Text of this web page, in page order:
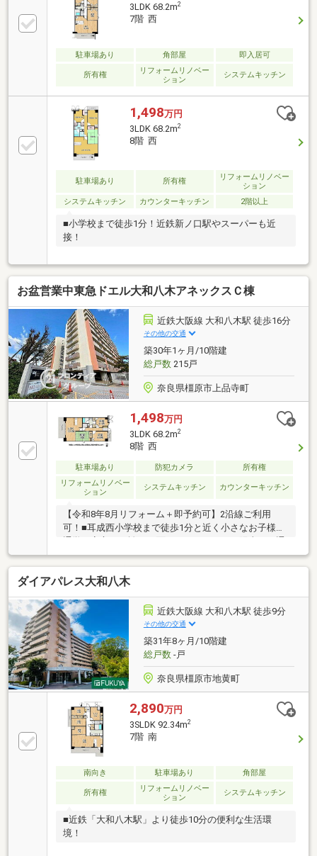
3LDK 68.2m2
7階 西
駐車場あり 角部屋 即入居可
所有権
リフォームリノベー
ション
システムキッチン
1,498万円
3LDK 68.2m2
8階 西
駐車場あり 所有権
リフォームリノベー
ション
システムキッチン
カウンターキッチン 2階以上
■小学校まで徒歩1分！近鉄新ノ口駅やスーパーも近
接！
お盆営業中東急ドエル大和八木アネックスＣ棟
近鉄大阪線 大和八木駅 徒歩16分
その他の交通
築30年1ヶ月/10階建
総戸数215戸
奈良県橿原市上品寺町
1,498万円
3LDK 68.2m2
8階 西
駐車場あり 防犯カメラ
所有権
リフォームリノベー
ション
システムキッチン カウンターキッチン
【令和8年8月リフォーム＋即予約可】2沿線ご利用
可！■耳成西小学校まで徒歩1分と近く小さなお子様の
風良好！■各居室収納スペース付き！
ダイアパレス大和八木
近鉄大阪線 大和八木駅 徒歩9分
その他の交通
築31年8ヶ月/10階建
総戸数-戸
奈良県橿原市地黄町
2,890万円
3SLDK 92.34m2
7階 南
南向き 駐車場あり 角部屋
所有権
リフォームリノベー
ション
システムキッチン
■近鉄「大和八木駅」より徒歩10分の便利な生活環
境！